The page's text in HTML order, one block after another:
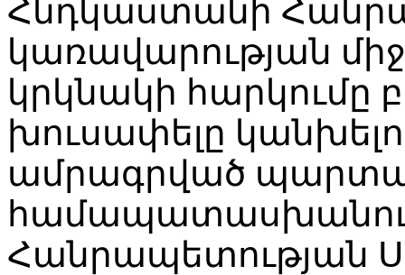
Հնդկաստանի
կառավարության
կրկնակի հարկումը
խուսափելը
ամրագրված
Հանրապետության